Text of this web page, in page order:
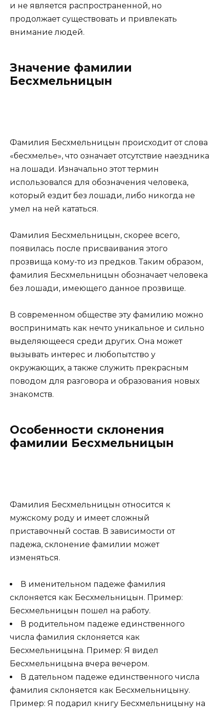
и не является распространенной, но
продолжает существовать и привлекать
внимание людей.
Значение фамилии
Бесхмельницын
Фамилия Бесхмельницын происходит от слова
«бесхмелье», что означает отсутствие наездника
на лошади. Изначально этот термин
использовался для обозначения человека,
который ездит без лошади, либо никогда не
умел на ней кататься.
Фамилия Бесхмельницын, скорее всего,
появилась после присваивания этого
прозвища кому-то из предков. Таким образом,
фамилия Бесхмельницын обозначает человека
без лошади, имеющего данное прозвище.
В современном обществе эту фамилию можно
воспринимать как нечто уникальное и сильно
выделяющееся среди других. Она может
вызывать интерес и любопытство у
окружающих, а также служить прекрасным
поводом для разговора и образования новых
знакомств.
Особенности склонения
фамилии Бесхмельницын
Фамилия Бесхмельницын относится к
мужскому роду и имеет сложный
приставочный состав. В зависимости от
падежа, склонение фамилии может
изменяться.
В именительном падеже фамилия
склоняется как Бесхмельницын. Пример:
Бесхмельницын пошел на работу.
В родительном падеже единственного
числа фамилия склоняется как
Бесхмельницына. Пример: Я видел
Бесхмельницына вчера вечером.
В дательном падеже единственного числа
фамилия склоняется как Бесхмельницыну.
Пример: Я подарил книгу Бесхмельницыну на